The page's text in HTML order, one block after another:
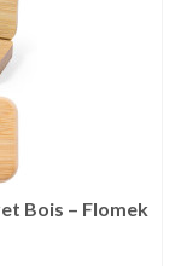
Bois – Flomek